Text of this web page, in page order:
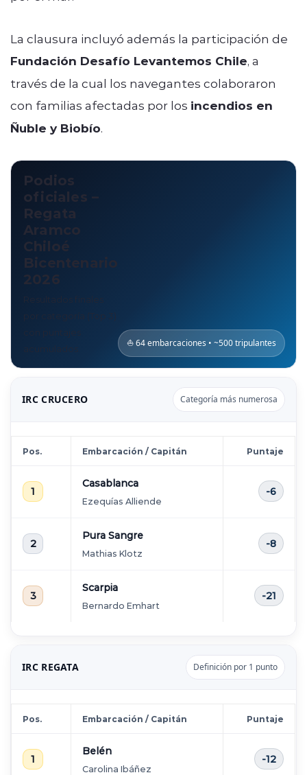
La clausura incluyó además la participación de
Fundación Desafío Levantemos Chile, a
través de la cual los navegantes colaboraron
con familias afectadas por los incendios en
Ñuble y Biobío.
Podios
oficiales –
Regata
Aramco
Chiloé
Bicentenario
2026
⛵ 64 embarcaciones • ~500 tripulantes
IRC CRUCERO Categoría más numerosa
Pos. Embarcación / Capitán Puntaje
1
Casablanca
Ezequías Alliende
-6
2
Pura Sangre
Mathias Klotz
-8
3
Scarpia
Bernardo Emhart
-21
IRC REGATA Definición por 1 punto
Pos. Embarcación / Capitán Puntaje
1
Belén
Carolina Ibáñez
-12